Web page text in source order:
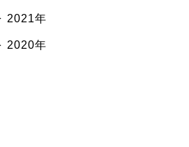
2021年
2020年